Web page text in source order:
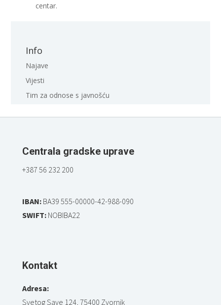
centar.
Info
Najave
Vijesti
Tim za odnose s javnošću
Centrala gradske uprave
+387 56 232 200
IBAN:BA39 555-00000-42-988-090
SWIFT:NOBIBA22
Kontakt
Adresa:
Svetog Save 124, 75400 Zvornik